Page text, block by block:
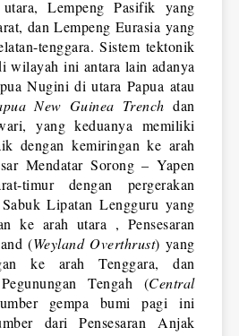
Lempeng Pasifik yang
dan Lempeng Eurasia yang
tenggara. Sistem tektonik
wilayah ini antara lain adanya
Nugini di utara Papua atau
New Guinea Trench dan
yang keduanya memiliki
dengan kemiringan ke arah
Mendatar Sorong – Yapen
timur dengan pergerakan
Lipatan Lengguru yang
ke arah utara , Pensesaran
(Weyland Overthrust) yang
ke arah Tenggara, dan
Tengah (Central
gempa bumi pagi ini
dari Pensesaran Anjak